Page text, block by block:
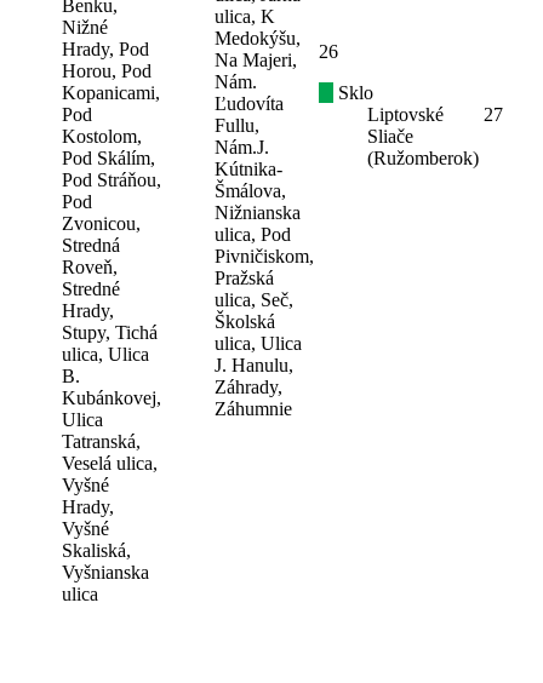
Benku,
Nižné
Hrady, Pod
Horou, Pod
Kopanicami,
Pod
Kostolom,
Pod Skálím,
Pod Stráňou,
Pod
Zvonicou,
Stredná
Roveň,
Stredné
Hrady,
Stupy, Tichá
ulica, Ulica
B.
Kubánkovej,
Ulica
Tatranská,
Veselá ulica,
Vyšné
Hrady,
Vyšné
Skaliská,
Vyšnianska
ulica
ulica, K
Medokýšu,
Na Majeri,
Nám.
Ľudovíta
Fullu,
Nám.J.
Kútnika-
Šmálova,
Nižnianska
ulica, Pod
Pivničiskom,
Pražská
ulica, Seč,
Školská
ulica, Ulica
J. Hanulu,
Záhrady,
Záhumnie
26
Sklo
Liptovské
Sliače
(Ružomberok)
27